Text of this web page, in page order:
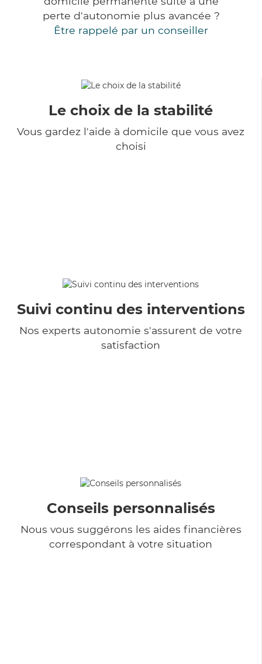
perte d'autonomie plus avancée ?
Être rappelé par un conseiller
Le choix de la stabilité
Vous gardez l'aide à domicile que vous avez
choisi
Suivi continu des interventions
Nos experts autonomie s'assurent de votre
satisfaction
Conseils personnalisés
Nous vous suggérons les aides financières
correspondant à votre situation